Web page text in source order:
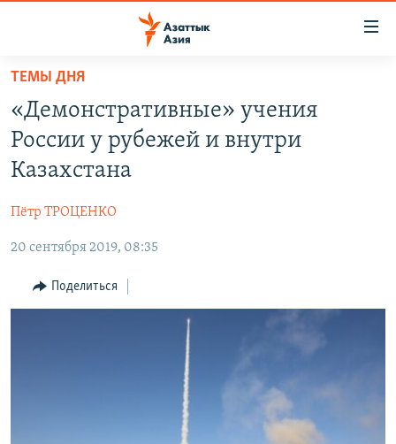
Вернуться
основному
содержанию
Вернутся
главной
навигации
Вернутся
поиску
ТАДЖИКИСТАН
НОВОСТИ
ВОЙНА В УКРАИНЕ
ҚАЗАҚША
КЫРГЫЗЧА
ЎЗБЕКЧА
ПОДПИШИТЕСЬ НА НАС В СОЦСЕТЯХ
ТЕМЫ ДНЯ
«Демонстративные» учения
России у рубежей и внутри
Казахстана
Пётр ТРОЦЕНКО
20 сентября 2019, 08:35
Поделиться